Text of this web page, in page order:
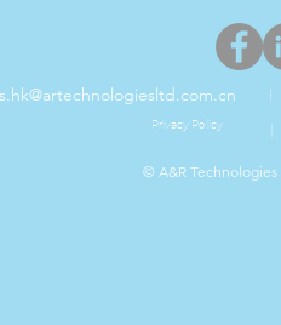
Privacy Policy
© A&R Technologies